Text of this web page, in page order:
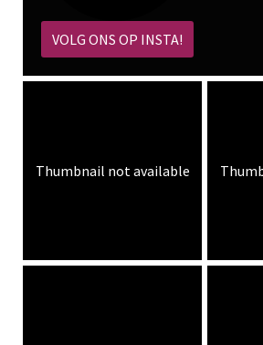
VOLG ONS OP INSTA!
Thumbnail not available